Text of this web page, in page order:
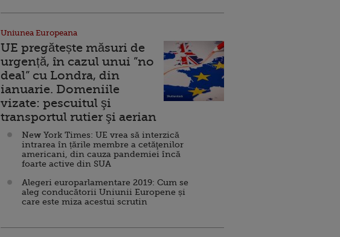
Uniunea Europeana
UE pregătește măsuri de
urgență, în cazul unui ”no
deal” cu Londra, din
ianuarie. Domeniile
vizate: pescuitul şi
transportul rutier şi aerian
New York Times: UE vrea să interzică
intrarea în țările membre a cetăţenilor
americani, din cauza pandemiei încă
foarte active din SUA
Alegeri europarlamentare 2019: Cum se
aleg conducătorii Uniunii Europene și
care este miza acestui scrutin